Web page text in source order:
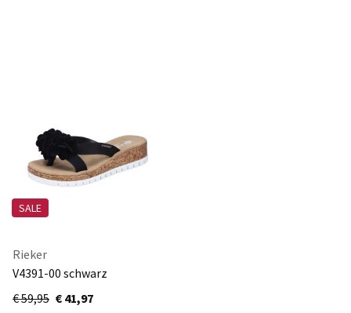
SALE
Rieker
V4391-00 schwarz
€ 59,95 € 41,97